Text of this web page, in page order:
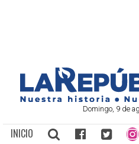
Domingo, 9 de
INICIO